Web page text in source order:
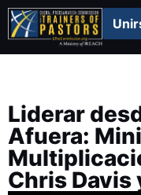
Liderar
Afuera:
Chris Davis